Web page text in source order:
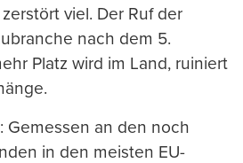
viel. Der Ruf der
nach dem 5.
Platz wird im Land, ruiniert
Gemessen an den noch
in den meisten EU-